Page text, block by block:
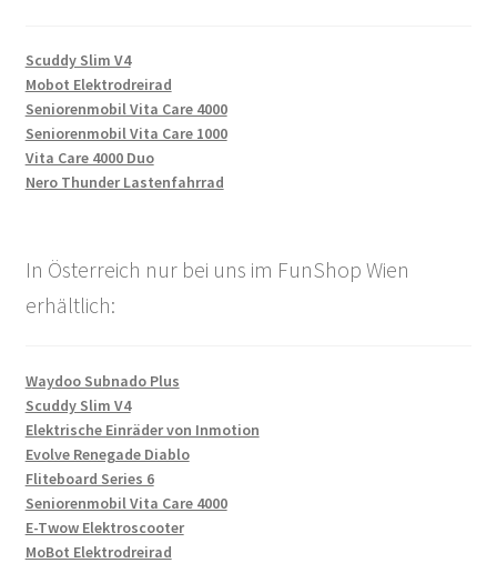
Scuddy Slim V4
Mobot Elektrodreirad
Seniorenmobil Vita Care 4000
Seniorenmobil Vita Care 1000
Vita Care 4000 Duo
Nero Thunder Lastenfahrrad
In Österreich nur bei uns im FunShop Wien
erhältlich:
Waydoo Subnado Plus
Scuddy Slim V4
Elektrische Einräder von Inmotion
Evolve Renegade Diablo
Fliteboard Series 6
Seniorenmobil Vita Care 4000
E-Twow Elektroscooter
MoBot Elektrodreirad